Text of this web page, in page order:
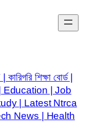
শিক্ষা বোর্ড |
Education | Job
| Latest Ntrca
News | Health